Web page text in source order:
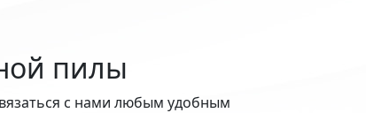
пилы
с нами любым удобным